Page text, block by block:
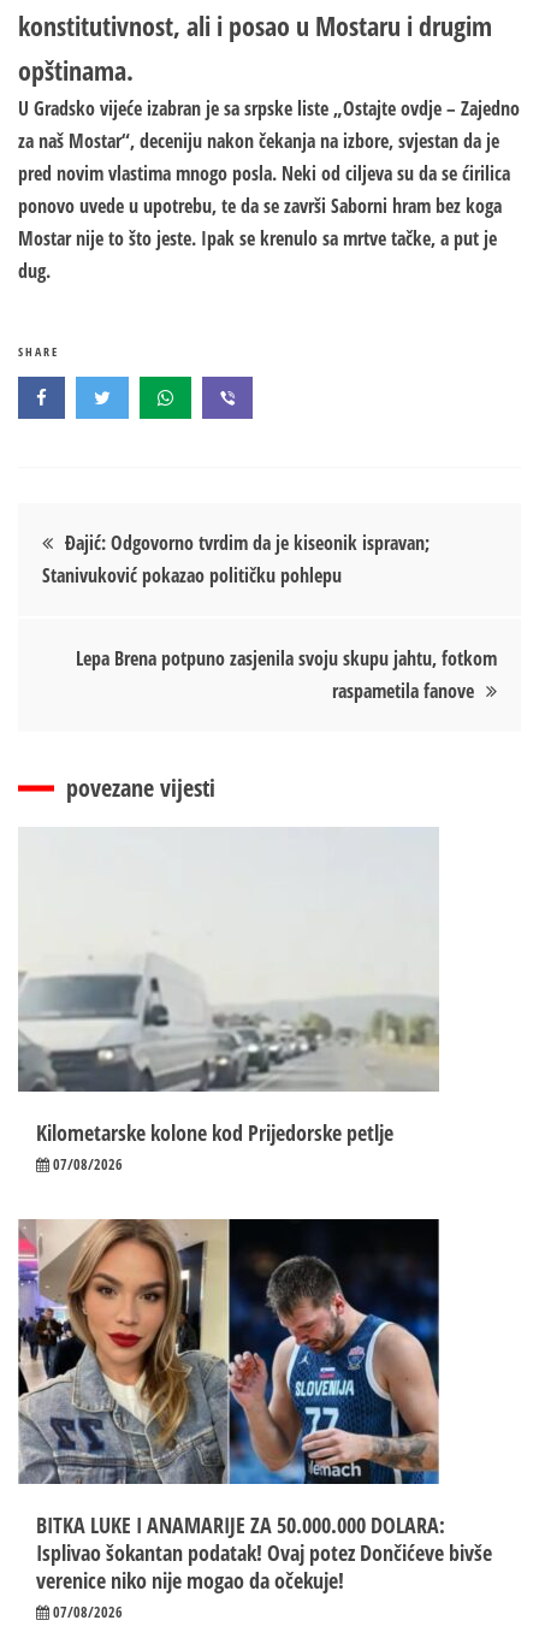
konstitutivnost, ali i posao u Mostaru i drugim
opštinama.
U Gradsko vijeće izabran je sa srpske liste „Ostajte ovdje – Zajedno
za naš Mostar“, deceniju nakon čekanja na izbore, svjestan da je
pred novim vlastima mnogo posla. Neki od ciljeva su da se ćirilica
ponovo uvede u upotrebu, te da se završi Saborni hram bez koga
Mostar nije to što jeste. Ipak se krenulo sa mrtve tačke, a put je
dug.
SHARE
Кретање
чланка
Đajić: Odgovorno tvrdim da je kiseonik ispravan;
Stanivuković pokazao političku pohlepu
Lepa Brena potpuno zasjenila svoju skupu jahtu, fotkom
raspametila fanove
povezane vijesti
Kilometarske kolone kod Prijedorske petlje
07/08/2026
BITKA LUKE I ANAMARIJE ZA 50.000.000 DOLARA:
Isplivao šokantan podatak! Ovaj potez Dončićeve bivše
verenice niko nije mogao da očekuje!
07/08/2026